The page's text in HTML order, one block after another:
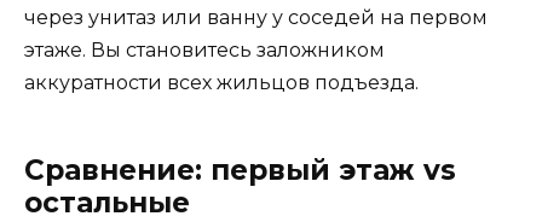
через унитаз или ванну у соседей на первом
этаже. Вы становитесь заложником
аккуратности всех жильцов подъезда.
Сравнение: первый этаж vs
остальные